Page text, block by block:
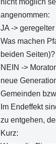
nicht möglich
angenommen:
JA ->
Was machen
beiden Seiten)?
NEIN ->
neue
Gemeinden
Im Endeffekt
zu entgehen,
Kurz: